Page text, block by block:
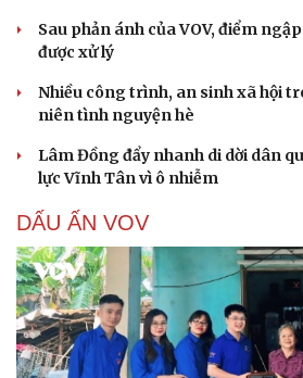
Sau phản ánh của VOV, điểm
được xử lý
Nhiều công trình, an sinh xã hội
niên tình nguyện hè
Lâm Đồng đẩy nhanh di dời dân
lực Vĩnh Tân vì ô nhiễm
DẤU ẤN VOV